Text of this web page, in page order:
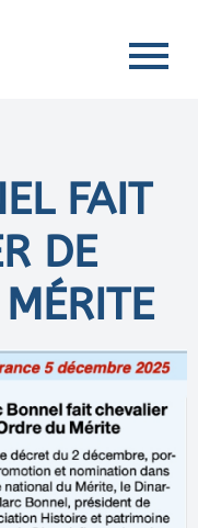
FAIT
DE